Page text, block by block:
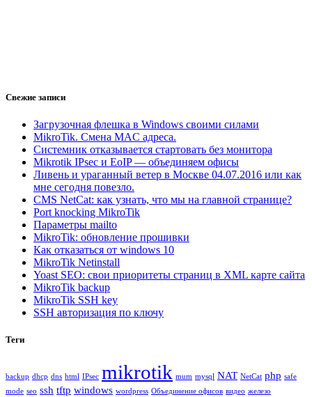
Свежие записи
Загрузочная флешка в Windows своими силами
MikroTik. Смена MAC адреса.
Системник отказывается стартовать без монитора
Mikrotik IPsec и EoIP — объединяем офисы
Ливень и ураганный ветер в Москве 04.07.2016 или как
мне сегодня повезло.
CMS NetСat: как узнать, что мы на главной странице?
Port knocking MikroTik
Параметры mailto
MikroTik: обновление прошивки
Как отказаться от windows 10
MikroTik Netinstall
Yoast SEO: свои приоритеты страниц в XML карте сайта
MikroTik backup
MikroTik SSH key
SSH авторизация по ключу
Теги
backup dhcp dns html IPsec mikrotik mum mysql NAT NetCat php safe
mode seo ssh tftp windows wordpress Объединение офисов видео железо